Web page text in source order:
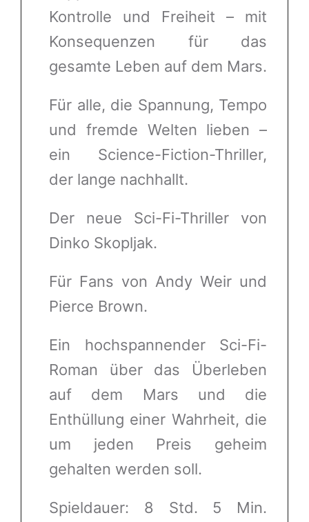
Kontrolle und Freiheit – mit
Konsequenzen für das
gesamte Leben auf dem Mars.
Für alle, die Spannung, Tempo
und fremde Welten lieben –
ein Science-Fiction-Thriller,
der lange nachhallt.
Der neue Sci-Fi-Thriller von
Dinko Skopljak.
Für Fans von Andy Weir und
Pierce Brown.
Ein hochspannender Sci-Fi-
Roman über das Überleben
auf dem Mars und die
Enthüllung einer Wahrheit, die
um jeden Preis geheim
gehalten werden soll.
Spieldauer: 8 Std. 5 Min.